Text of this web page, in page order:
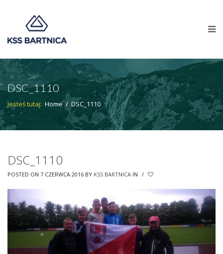
DSC_1110
Jesteś tutaj: Home / DSC_1110
DSC_1110
POSTED ON 7 CZERWCA 2016 BY KSS BARTNICA IN /